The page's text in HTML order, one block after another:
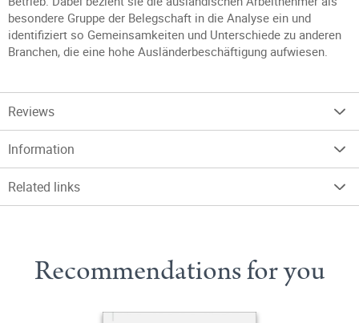
besondere Gruppe der Belegschaft in die Analyse ein und
identifiziert so Gemeinsamkeiten und Unterschiede zu anderen
Branchen, die eine hohe Ausländerbeschäftigung aufwiesen.
Reviews
Information
Related links
Recommendations for you